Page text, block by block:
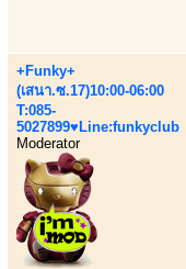
+Funky+
(เสนา.ซ.17)10:00-06:00
T:085-
5027899♥Line:funkyclub
Moderator